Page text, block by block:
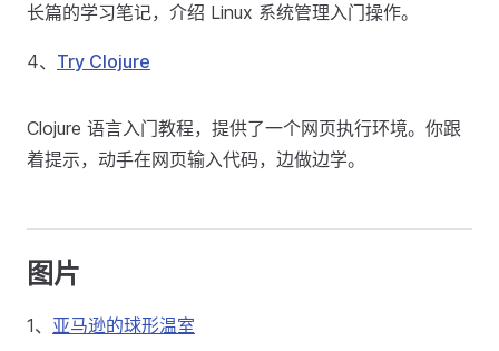
长篇的学习笔记，介绍 Linux 系统管理入门操作。
4、 Try Clojure
Clojure 语言入门教程，提供了一个网页执行环境。你跟
着提示，动手在网页输入代码，边做边学。
图片
1、 亚马逊的球形温室